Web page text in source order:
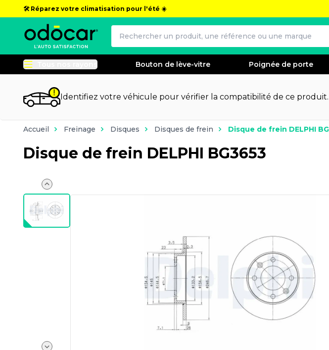
🛠️ Réparez votre climatisation pour l'été ☀️
Tous nos rayons Bouton de lève-vitre Poignée de porte
Identifiez votre véhicule pour vérifier la compatibilité de ce produit.
Accueil Freinage Disques Disques de frein Disque de frein DELPHI
Disque de frein DELPHI BG3653